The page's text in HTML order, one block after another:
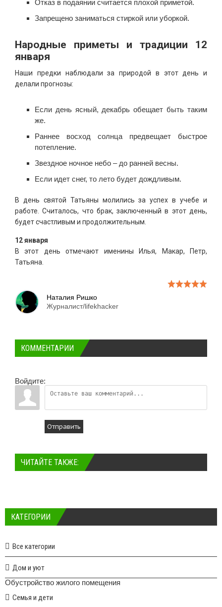
Отказ в подаянии считается плохой приметой.
Запрещено заниматься стиркой или уборкой.
Народные приметы и традиции 12
января
Наши предки наблюдали за природой в этот день и
делали прогнозы:
Если день ясный, декабрь обещает быть таким
же.
Раннее восход солнца предвещает быстрое
потепление.
Звездное ночное небо – до ранней весны.
Если идет снег, то лето будет дождливым.
В день святой Татьяны молились за успех в учебе и
работе. Считалось, что брак, заключенный в этот день,
будет счастливым и продолжительным.
12 января
В этот день отмечают именины Илья, Макар, Петр,
Татьяна.
Наталия Ришко
Журналист/lifekhacker
КОММЕНТАРИИ
Войдите:
Отправить
ЧИТАЙТЕ ТАКЖЕ:
КАТЕГОРИИ
Все категории
Дом и уют
Обустройство жилого помещения
Семья и дети